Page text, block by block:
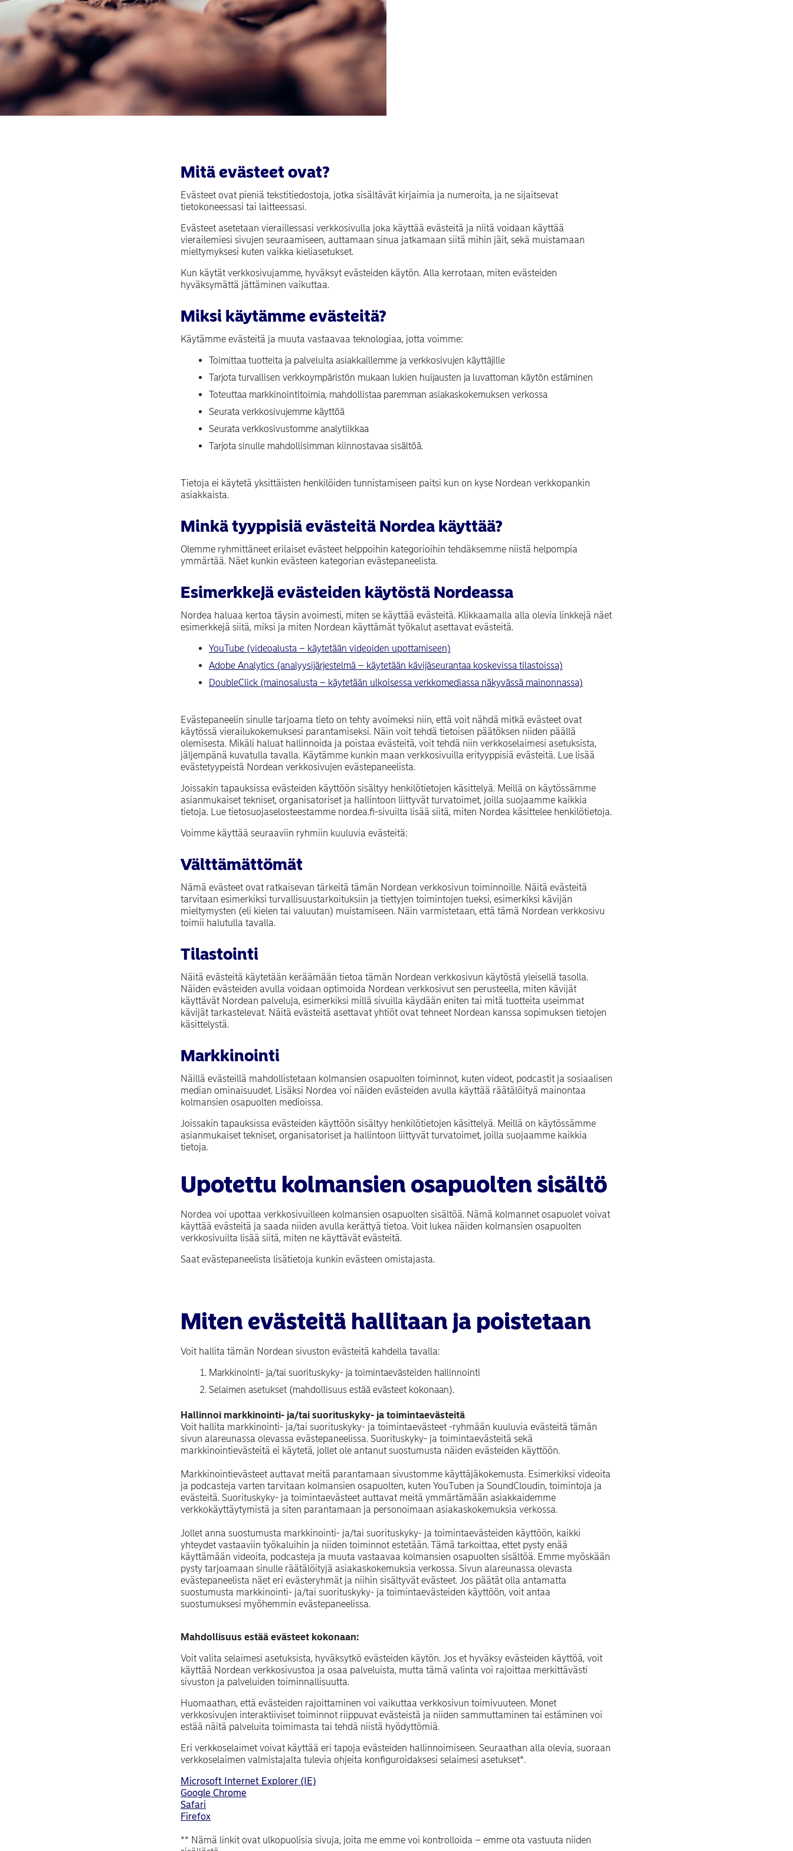
Mitä evästeet ovat?
Evästeet ovat pieniä tekstitiedostoja, jotka sisältävät kirjaimia ja numeroita, ja ne sijaitsevat
tietokoneessasi tai laitteessasi.
Evästeet asetetaan vieraillessasi verkkosivulla joka käyttää evästeitä ja niitä voidaan käyttää
vierailemiesi sivujen seuraamiseen, auttamaan sinua jatkamaan siitä mihin jäit, sekä muistamaan
mieltymyksesi kuten vaikka kieliasetukset.
Kun käytät verkkosivujamme, hyväksyt evästeiden käytön. Alla kerrotaan, miten evästeiden
hyväksymättä jättäminen vaikuttaa.
Miksi käytämme evästeitä?
Käytämme evästeitä ja muuta vastaavaa teknologiaa, jotta voimme:
Toimittaa tuotteita ja palveluita asiakkaillemme ja verkkosivujen käyttäjille
Tarjota turvallisen verkkoympäristön mukaan lukien huijausten ja luvattoman käytön estäminen
Toteuttaa markkinointitoimia, mahdollistaa paremman asiakaskokemuksen verkossa
Seurata verkkosivujemme käyttöä
Seurata verkkosivustomme analytiikkaa
Tarjota sinulle mahdollisimman kiinnostavaa sisältöä.
Tietoja ei käytetä yksittäisten henkilöiden tunnistamiseen paitsi kun on kyse Nordean verkkopankin
asiakkaista.
Minkä tyyppisiä evästeitä Nordea käyttää?
Olemme ryhmittäneet erilaiset evästeet helppoihin kategorioihin tehdäksemme niistä helpompia
ymmärtää. Näet kunkin evästeen kategorian evästepaneelista.
Esimerkkejä evästeiden käytöstä Nordeassa
Nordea haluaa kertoa täysin avoimesti, miten se käyttää evästeitä. Klikkaamalla alla olevia linkkejä näet
esimerkkejä siitä, miksi ja miten Nordean käyttämät työkalut asettavat evästeitä.
YouTube (videoalusta – käytetään videoiden upottamiseen)
Adobe Analytics (analyysijärjestelmä – käytetään kävijäseurantaa koskevissa tilastoissa)
DoubleClick (mainosalusta – käytetään ulkoisessa verkkomediassa näkyvässä mainonnassa)
Evästepaneelin sinulle tarjoama tieto on tehty avoimeksi niin, että voit nähdä mitkä evästeet ovat
käytössä vierailukokemuksesi parantamiseksi. Näin voit tehdä tietoisen päätöksen niiden päällä
olemisesta. Mikäli haluat hallinnoida ja poistaa evästeitä, voit tehdä niin verkkoselaimesi asetuksista,
jäljempänä kuvatulla tavalla. Käytämme kunkin maan verkkosivuilla erityyppisiä evästeitä. Lue lisää
evästetyypeistä Nordean verkkosivujen evästepaneelista.
Joissakin tapauksissa evästeiden käyttöön sisältyy henkilötietojen käsittelyä. Meillä on käytössämme
asianmukaiset tekniset, organisatoriset ja hallintoon liittyvät turvatoimet, joilla suojaamme kaikkia
tietoja. Lue tietosuojaselosteestamme nordea.fi-sivuilta lisää siitä, miten Nordea käsittelee henkilötietoja.
Voimme käyttää seuraaviin ryhmiin kuuluvia evästeitä:
Välttämättömät
Nämä evästeet ovat ratkaisevan tärkeitä tämän Nordean verkkosivun toiminnoille. Näitä evästeitä
tarvitaan esimerkiksi turvallisuustarkoituksiin ja tiettyjen toimintojen tueksi, esimerkiksi kävijän
mieltymysten (eli kielen tai valuutan) muistamiseen. Näin varmistetaan, että tämä Nordean verkkosivu
toimii halutulla tavalla.
Tilastointi
Näitä evästeitä käytetään keräämään tietoa tämän Nordean verkkosivun käytöstä yleisellä tasolla.
Näiden evästeiden avulla voidaan optimoida Nordean verkkosivut sen perusteella, miten kävijät
käyttävät Nordean palveluja, esimerkiksi millä sivuilla käydään eniten tai mitä tuotteita useimmat
kävijät tarkastelevat. Näitä evästeitä asettavat yhtiöt ovat tehneet Nordean kanssa sopimuksen tietojen
käsittelystä.
Markkinointi
Näillä evästeillä mahdollistetaan kolmansien osapuolten toiminnot, kuten videot, podcastit ja sosiaalisen
median ominaisuudet. Lisäksi Nordea voi näiden evästeiden avulla käyttää räätälöityä mainontaa
kolmansien osapuolten medioissa.
Joissakin tapauksissa evästeiden käyttöön sisältyy henkilötietojen käsittelyä. Meillä on käytössämme
asianmukaiset tekniset, organisatoriset ja hallintoon liittyvät turvatoimet, joilla suojaamme kaikkia
tietoja.
Upotettu kolmansien osapuolten sisältö
Nordea voi upottaa verkkosivuilleen kolmansien osapuolten sisältöä. Nämä kolmannet osapuolet voivat
käyttää evästeitä ja saada niiden avulla kerättyä tietoa. Voit lukea näiden kolmansien osapuolten
verkkosivuilta lisää siitä, miten ne käyttävät evästeitä.
Saat evästepaneelista lisätietoja kunkin evästeen omistajasta.
Miten evästeitä hallitaan ja poistetaan
Voit hallita tämän Nordean sivuston evästeitä kahdella tavalla:
Markkinointi- ja/tai suorituskyky- ja toimintaevästeiden hallinnointi
Selaimen asetukset (mahdollisuus estää evästeet kokonaan).
Hallinnoi markkinointi- ja/tai suorituskyky- ja toimintaevästeitä
Voit hallita markkinointi- ja/tai suorituskyky- ja toimintaevästeet -ryhmään kuuluvia evästeitä tämän
sivun alareunassa olevassa evästepaneelissa. Suorituskyky- ja toimintaevästeitä sekä
markkinointievästeitä ei käytetä, jollet ole antanut suostumusta näiden evästeiden käyttöön.
Markkinointievästeet auttavat meitä parantamaan sivustomme käyttäjäkokemusta. Esimerkiksi videoita
ja podcasteja varten tarvitaan kolmansien osapuolten, kuten YouTuben ja SoundCloudin, toimintoja ja
evästeitä. Suorituskyky- ja toimintaevästeet auttavat meitä ymmärtämään asiakkaidemme
verkkokäyttäytymistä ja siten parantamaan ja personoimaan asiakaskokemuksia verkossa.
Jollet anna suostumusta markkinointi- ja/tai suorituskyky- ja toimintaevästeiden käyttöön, kaikki
yhteydet vastaaviin työkaluihin ja niiden toiminnot estetään. Tämä tarkoittaa, ettet pysty enää
käyttämään videoita, podcasteja ja muuta vastaavaa kolmansien osapuolten sisältöä. Emme myöskään
pysty tarjoamaan sinulle räätälöityjä asiakaskokemuksia verkossa. Sivun alareunassa olevasta
evästepaneelista näet eri evästeryhmät ja niihin sisältyvät evästeet. Jos päätät olla antamatta
suostumusta markkinointi- ja/tai suorituskyky- ja toimintaevästeiden käyttöön, voit antaa
suostumuksesi myöhemmin evästepaneelissa.
Mahdollisuus estää evästeet kokonaan:
Voit valita selaimesi asetuksista, hyväksytkö evästeiden käytön. Jos et hyväksy evästeiden käyttöä, voit
käyttää Nordean verkkosivustoa ja osaa palveluista, mutta tämä valinta voi rajoittaa merkittävästi
sivuston ja palveluiden toiminnallisuutta.
Huomaathan, että evästeiden rajoittaminen voi vaikuttaa verkkosivun toimivuuteen. Monet
verkkosivujen interaktiiviset toiminnot riippuvat evästeistä ja niiden sammuttaminen tai estäminen voi
estää näitä palveluita toimimasta tai tehdä niistä hyödyttömiä.
Eri verkkoselaimet voivat käyttää eri tapoja evästeiden hallinnoimiseen. Seuraathan alla olevia, suoraan
verkkoselaimen valmistajalta tulevia ohjeita konfiguroidaksesi selaimesi asetukset*.
Microsoft Internet Explorer (IE)
Google Chrome
Safari
Firefox(opens in new window)
** Nämä linkit ovat ulkopuolisia sivuja, joita me emme voi kontrolloida – emme ota vastuuta niiden